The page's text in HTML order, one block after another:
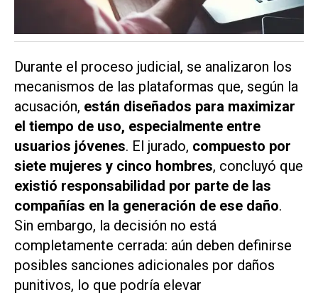
Durante el proceso judicial, se analizaron los
mecanismos de las plataformas que, según la
acusación, están diseñados para maximizar
el tiempo de uso, especialmente entre
usuarios jóvenes. El jurado, compuesto por
siete mujeres y cinco hombres, concluyó que
existió responsabilidad por parte de las
compañías en la generación de ese daño.
Sin embargo, la decisión no está
completamente cerrada: aún deben definirse
posibles sanciones adicionales por daños
punitivos, lo que podría elevar